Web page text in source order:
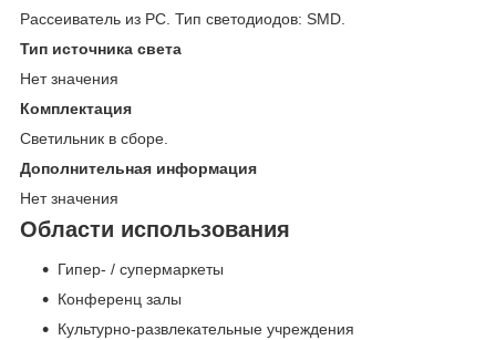
Рассеиватель из PC. Тип светодиодов: SMD.
Тип источника света
Нет значения
Комплектация
Светильник в сборе.
Дополнительная информация
Нет значения
Области использования
Гипер- / супермаркеты
Конференц залы
Культурно-развлекательные учреждения